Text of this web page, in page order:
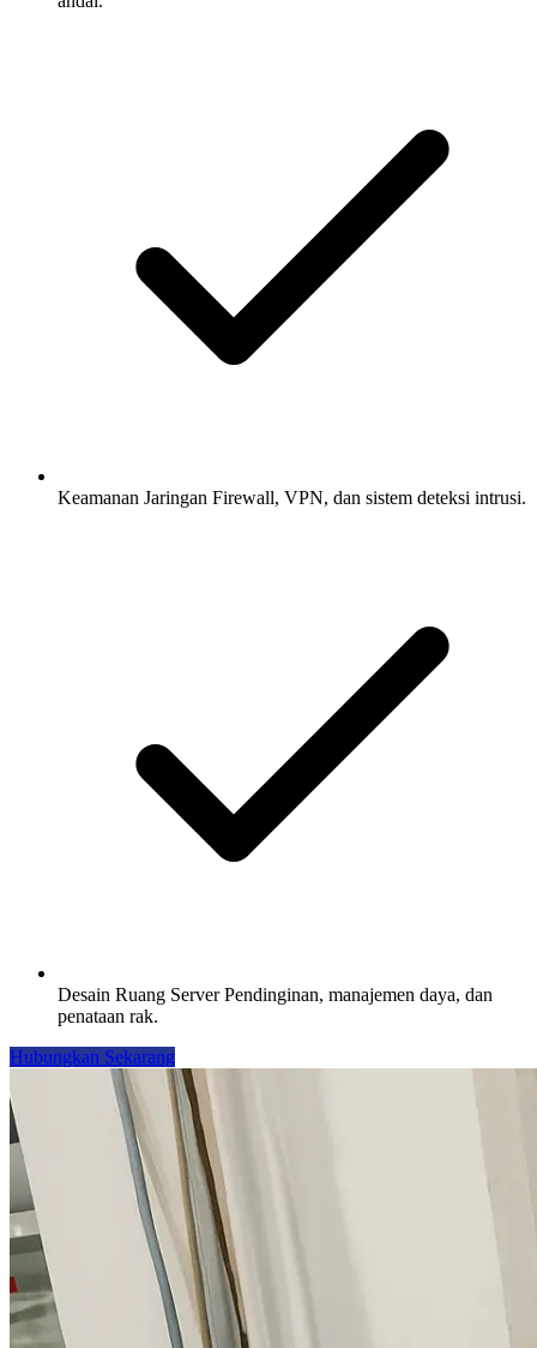
Keamanan Jaringan Firewall, VPN, dan sistem deteksi intrusi.
Desain Ruang Server Pendinginan, manajemen daya, dan
penataan rak.
Hubungkan Sekarang